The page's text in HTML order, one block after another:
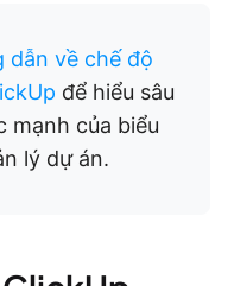
dẫn về chế độ
để hiểu sâu
mạnh của biểu
lý dự án.